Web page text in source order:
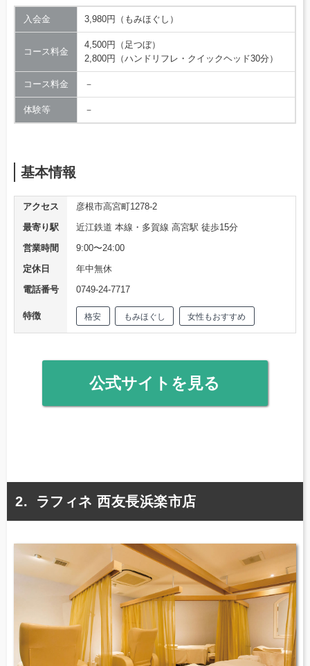
入会金 3,980円（もみほぐし）
コース料金
4,500円（足つぼ）
2,800円（ハンドリフレ・クイックヘッド30分）
コース料金 －
体験等 －
基本情報
アクセス
彦根市高宮町1278-2
最寄り駅
近江鉄道 本線・多賀線 高宮駅 徒歩15分
営業時間
9:00〜24:00
定休日
年中無休
電話番号
0749-24-7717
特徴 格安 もみほぐし 女性もおすすめ
公式サイトを見る
ラフィネ 西友長浜楽市店